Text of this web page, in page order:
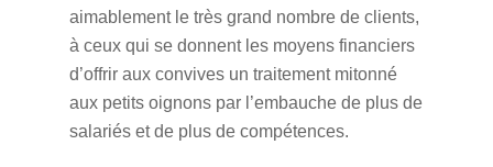
aimablement le très grand nombre de clients,
à ceux qui se donnent les moyens financiers
d’offrir aux convives un traitement mitonné
aux petits oignons par l’embauche de plus de
salariés et de plus de compétences.